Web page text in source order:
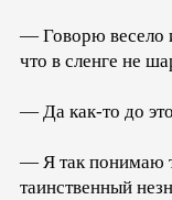
— Говорю весело
что в сленге не
— Да как-то до
— Я так понимаю
таинственный